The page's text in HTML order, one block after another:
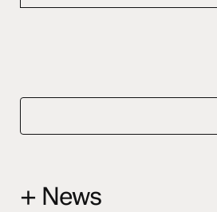
mail…
+ News